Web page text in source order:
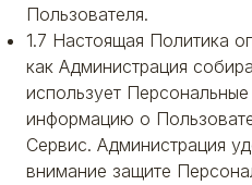
Пользователя.
1.7 Настоящая Политика
как Администрация
использует
информацию о
Сервис. Администрация
внимание защите